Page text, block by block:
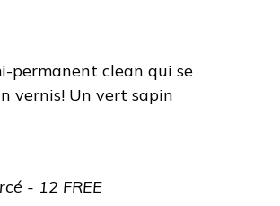
permanent clean qui se
vernis! Un vert sapin
- 12 FREE